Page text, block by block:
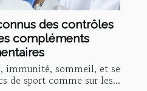
des contrôles
compléments
immunité, sommeil, et se
de sport comme sur les...